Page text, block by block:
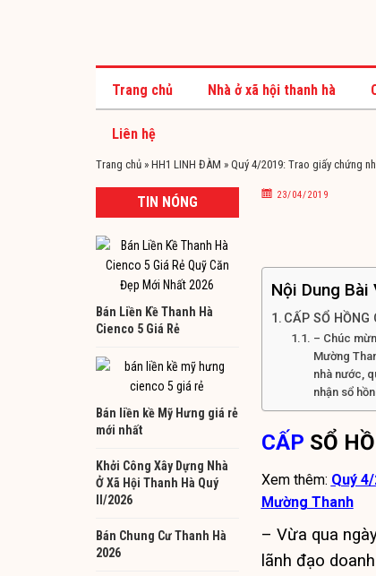
Trang chủ Nhà ở xã hội thanh hà
Liên hệ
Trang chủ » HH1 LINH ĐÀM » Quý 4/2019: Trao giấy chứng
23/04/2019
Nội Dung Bài
CẤP SỔ
– Chúc
Mường
nhà nước,
nhận sổ
CẤP SỔ
Xem thêm: Quý
Mường Thanh
– Vừa qua
lãnh đạo
TIN NÓNG
Bán Liền Kề Thanh Hà
Cienco 5 Giá Rẻ
Bán liền kề Mỹ Hưng giá rẻ
mới nhất
Khởi Công Xây Dựng Nhà
Ở Xã Hội Thanh Hà Quý
II/2026
Bán Chung Cư Thanh Hà
2026